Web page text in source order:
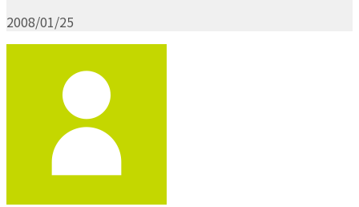
2008/01/25